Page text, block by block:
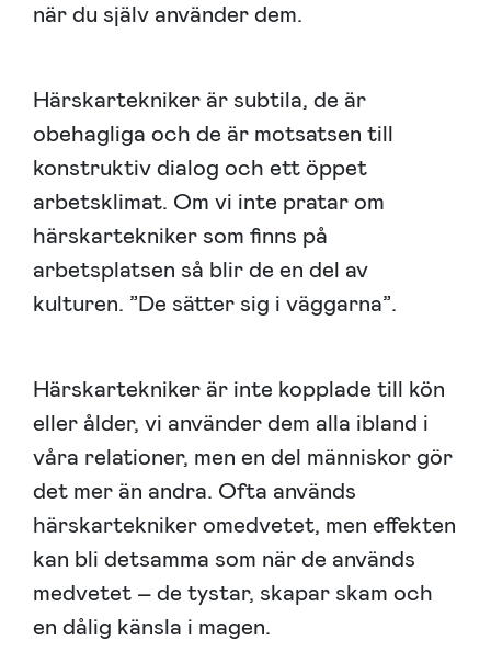
när du själv använder dem.
Härskartekniker är subtila, de är
obehagliga och de är motsatsen till
konstruktiv dialog och ett öppet
arbetsklimat. Om vi inte pratar om
härskartekniker som finns på
arbetsplatsen så blir de en del av
kulturen. ”De sätter sig i väggarna”.
Härskartekniker är inte kopplade till kön
eller ålder, vi använder dem alla ibland i
våra relationer, men en del människor gör
det mer än andra. Ofta används
härskartekniker omedvetet, men effekten
kan bli detsamma som när de används
medvetet – de tystar, skapar skam och
en dålig känsla i magen.